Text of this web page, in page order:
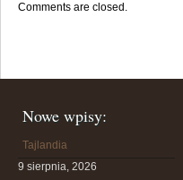
Comments are closed.
Nowe wpisy:
Tajlandia
9 sierpnia, 2026